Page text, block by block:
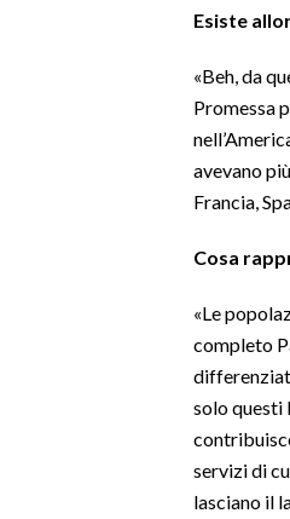
Esiste
«Beh, da
Promessa
avevano
Francia,
Cosa
«Le
completo
solo questi
servizi di
lasciano il